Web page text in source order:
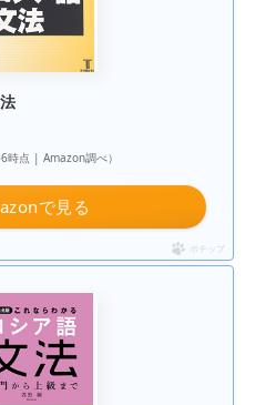
時点 | Amazon調べ）
で見る
ポチップ